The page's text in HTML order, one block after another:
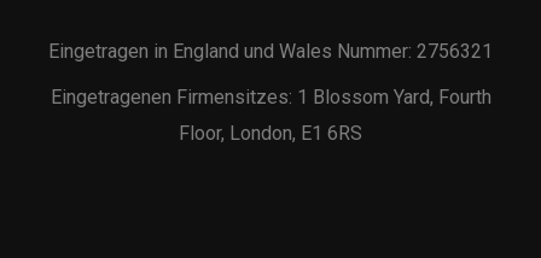
Eingetragen in England und Wales Nummer: 2756321
Eingetragenen Firmensitzes: 1 Blossom Yard, Fourth
Floor, London, E1 6RS